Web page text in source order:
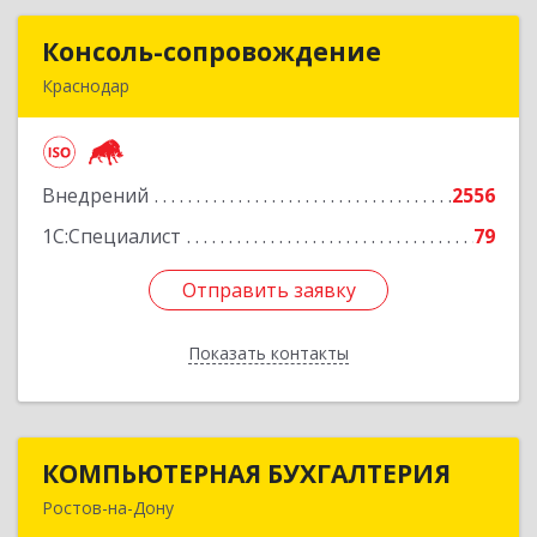
Консоль-сопровождение
Краснодар
Внедрений
2556
1С:Специалист
79
Отправить заявку
Показать контакты
Консоль-сопровождение
Подробнее
Отправить заявку
Назад
КОМПЬЮТЕРНАЯ БУХГАЛТЕРИЯ
Ростов-на-Дону
КОМПЬЮТЕРНАЯ БУХГАЛТЕРИЯ